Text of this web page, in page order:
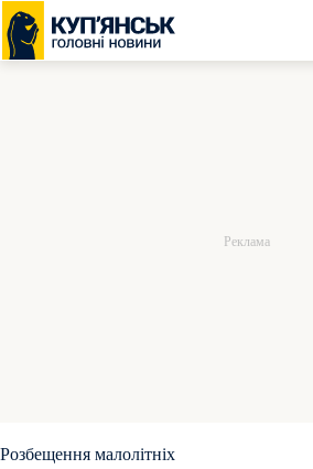
Перейти
до
вмісту
Розбещення малолітніх